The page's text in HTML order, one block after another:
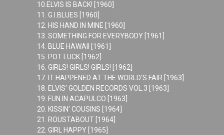
10.ELVIS IS BACK! [1960]
11. G.I.BLUES [1960]
12. HIS HAND IN MINE [1960]
13. SOMETHING FOR EVERYBODY [1961]
14. BLUE HAWAII [1961]
15. POT LUCK [1962]
16. GIRLS! GIRLS! GIRLS! [1962]
17. IT HAPPENED AT THE WORLD’S FAIR [1963]
18. ELVIS’ GOLDEN RECORDS VOL.3 [1963]
19. FUN IN ACAPULCO [1963]
20. KISSIN’ COUSINS [1964]
21. ROUSTABOUT [1964]
22. GIRL HAPPY [1965]